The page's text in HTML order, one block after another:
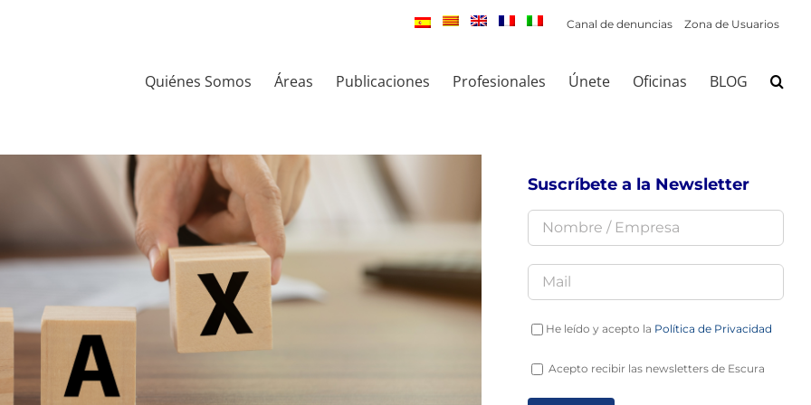
Canal de denuncias Zona de Usuarios
Quiénes Somos Áreas Publicaciones Profesionales Únete Oficinas BLOG
Suscríbete a la Newsletter
He leído y acepto la Política de Privacidad
Acepto recibir las newsletters de Escura